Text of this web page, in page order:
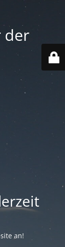
der
an!